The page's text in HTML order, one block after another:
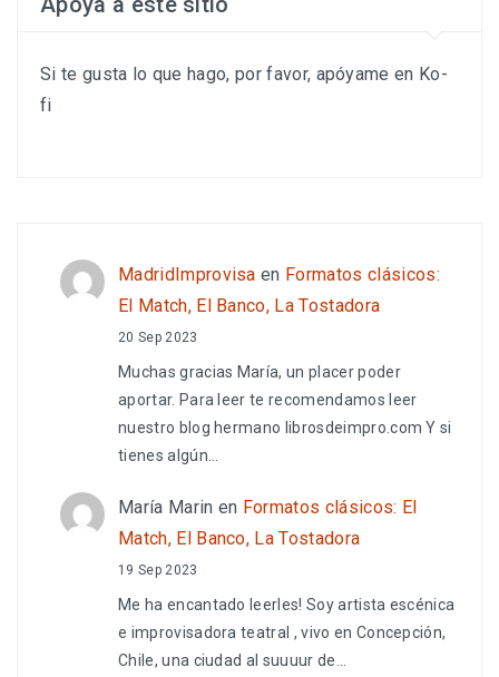
Si te gusta lo que hago, por favor, apóyame en Ko-
fi
MadridImprovisa en Formatos clásicos:
El Match, El Banco, La Tostadora
20 Sep 2023
Muchas gracias María, un placer poder
aportar. Para leer te recomendamos leer
nuestro blog hermano librosdeimpro.com Y si
tienes algún…
María Marin en Formatos clásicos: El
Match, El Banco, La Tostadora
19 Sep 2023
Me ha encantado leerles! Soy artista escénica
e improvisadora teatral , vivo en Concepción,
Chile, una ciudad al suuuur de…